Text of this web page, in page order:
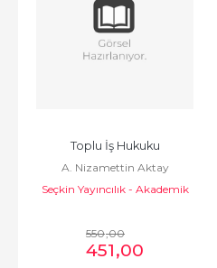
Toplu İş Hukuku
A. Nizamettin Aktay
Seçkin Yayıncılık - Akademik
550,00
451,00